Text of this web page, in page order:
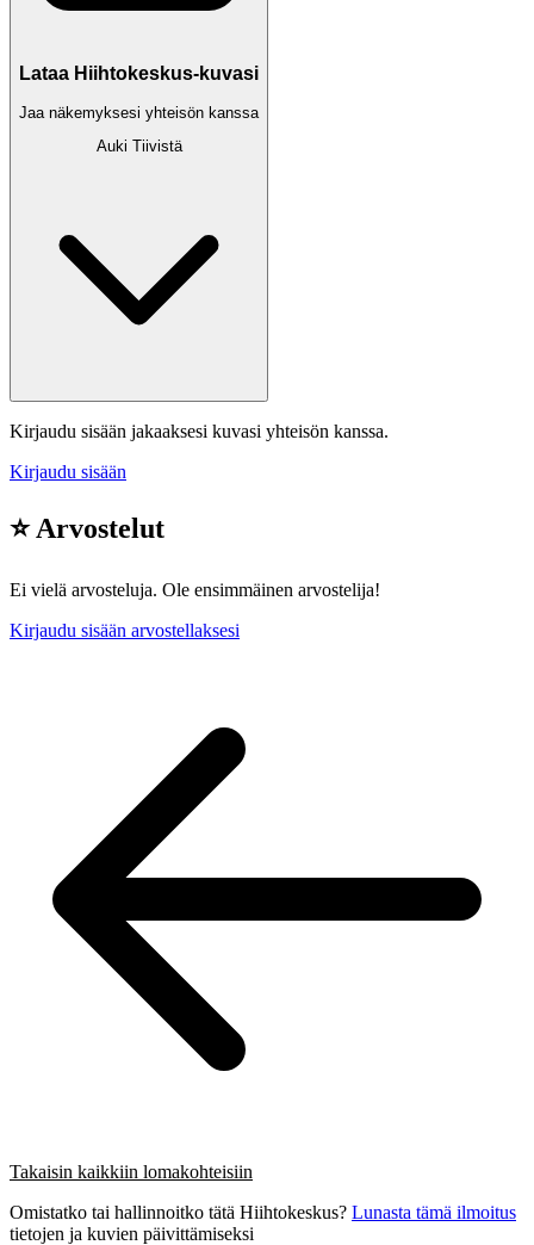
Lataa Hiihtokeskus-kuvasi
Jaa näkemyksesi yhteisön kanssa
Auki Tiivistä
Kirjaudu sisään jakaaksesi kuvasi yhteisön kanssa.
Kirjaudu sisään
⭐ Arvostelut
Ei vielä arvosteluja. Ole ensimmäinen arvostelija!
Kirjaudu sisään arvostellaksesi
Takaisin kaikkiin lomakohteisiin
Omistatko tai hallinnoitko tätä Hiihtokeskus? Lunasta tämä ilmoitus
tietojen ja kuvien päivittämiseksi